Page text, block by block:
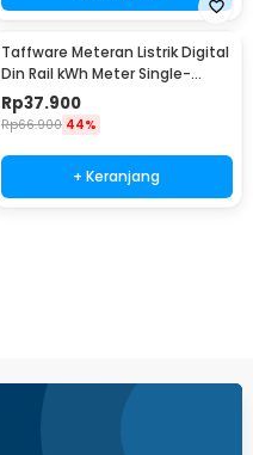
Taffware Meteran Listrik Digital
Din Rail kWh Meter Single-
Phase 220V - DDS844
Rp37.900
Rp66.900 44%
+ Keranjang